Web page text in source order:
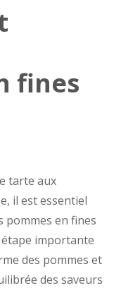
fines
tarte aux
il est essentiel
pommes en fines
importante
des pommes et
des saveurs